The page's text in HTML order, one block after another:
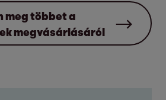
meg többet a
megvásárlásáról